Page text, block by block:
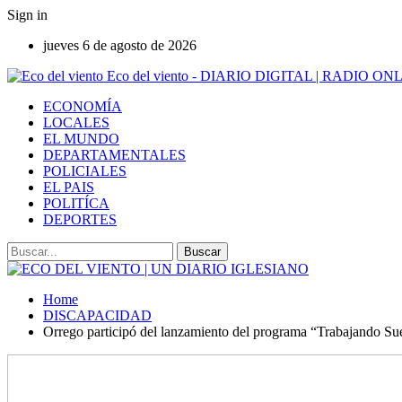
Sign in
jueves 6 de agosto de 2026
Eco del viento - DIARIO DIGITAL | RADIO
ECONOMÍA
LOCALES
EL MUNDO
DEPARTAMENTALES
POLICIALES
EL PAIS
POLITÍCA
DEPORTES
Home
DISCAPACIDAD
Orrego participó del lanzamiento del programa “Trabajando